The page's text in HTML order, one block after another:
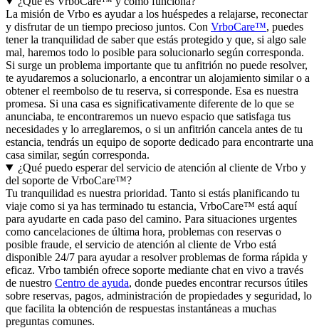
La misión de Vrbo es ayudar a los huéspedes a relajarse, reconectar
y disfrutar de un tiempo precioso juntos. Con VrboCare™, puedes
tener la tranquilidad de saber que estás protegido y que, si algo sale
mal, haremos todo lo posible para solucionarlo según corresponda.
Si surge un problema importante que tu anfitrión no puede resolver,
te ayudaremos a solucionarlo, a encontrar un alojamiento similar o a
obtener el reembolso de tu reserva, si corresponde. Esa es nuestra
promesa. Si una casa es significativamente diferente de lo que se
anunciaba, te encontraremos un nuevo espacio que satisfaga tus
necesidades y lo arreglaremos, o si un anfitrión cancela antes de tu
estancia, tendrás un equipo de soporte dedicado para encontrarte una
casa similar, según corresponda.
¿Qué puedo esperar del servicio de atención al cliente de Vrbo y
del soporte de VrboCare™?
Tu tranquilidad es nuestra prioridad. Tanto si estás planificando tu
viaje como si ya has terminado tu estancia, VrboCare™ está aquí
para ayudarte en cada paso del camino. Para situaciones urgentes
como cancelaciones de última hora, problemas con reservas o
posible fraude, el servicio de atención al cliente de Vrbo está
disponible 24/7 para ayudar a resolver problemas de forma rápida y
eficaz. Vrbo también ofrece soporte mediante chat en vivo a través
de nuestro Centro de ayuda, donde puedes encontrar recursos útiles
sobre reservas, pagos, administración de propiedades y seguridad, lo
que facilita la obtención de respuestas instantáneas a muchas
preguntas comunes.